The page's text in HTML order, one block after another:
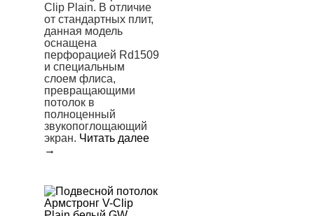
Clip Plain. В отличие
от стандартных плит,
данная модель
оснащена
перфорацией Rd1509
и специальным
слоем флиса,
превращающими
потолок в
полноценный
звукопоглощающий
экран. Читать далее
→